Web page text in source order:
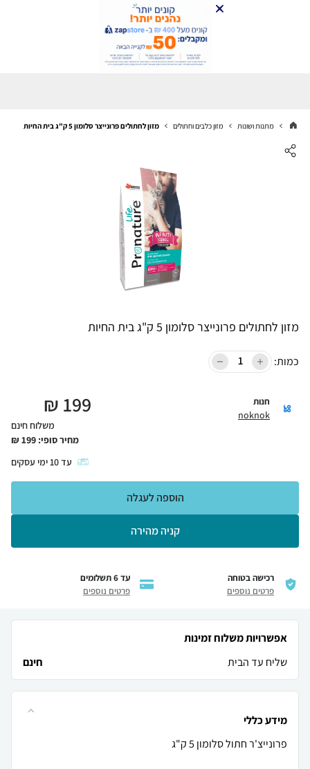
מתנות ושונות מזון כלבים וחתולים מזון לחתולים פרונייצר סלומון 5 ק"ג בית החיות
מזון לחתולים פרונייצר סלומון 5 ק"ג בית החיות
כמות:
חנות
noknok
199
₪
משלוח חינם
מחיר סופי: 199
₪
עד10 ימי עסקים
קניה מהירה
הוספה לעגלה
רכישה בטוחה
פרטים נוספים
עד 6 תשלומים
פרטים נוספים
אפשרויות משלוח זמינות
שליח עד הבית
חינם
מידע כללי